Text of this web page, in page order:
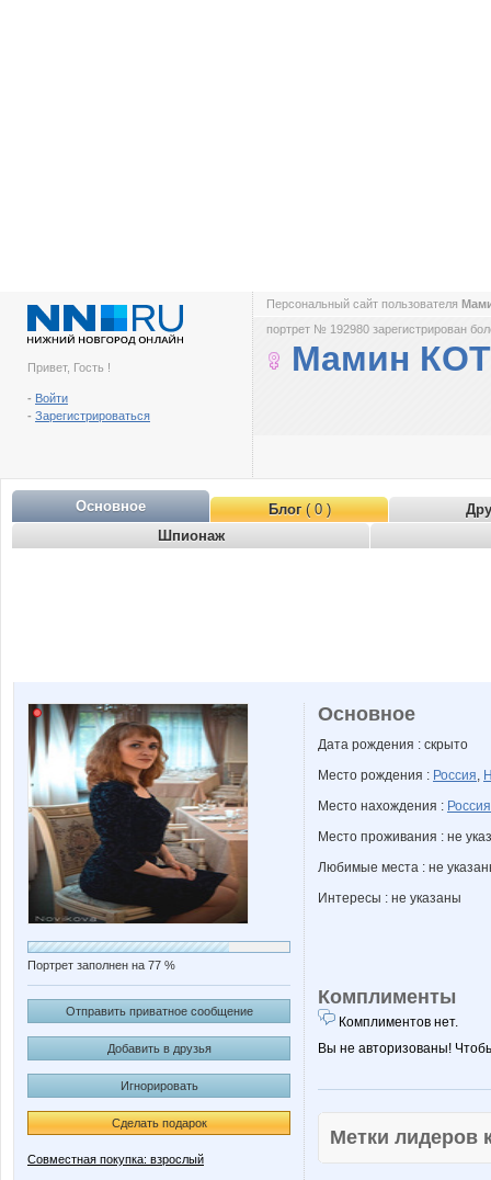
Привет, Гость !
- Войти
- Зарегистрироваться
Персональный сайт пользователя
портрет № 192980 зарегистрирован
Мамин КОТ
Основное Блог( 0 )
Шпионаж
Портрет заполнен на 77 %
Отправить приватное сообщение
Добавить в друзья
Игнорировать
Сделать подарок
Совместная покупка: взрослый
Основное
Дата рождения : скрыто
Место рождения : Россия,
Место нахождения : Россия
Место проживания : не
Любимые места : не
Интересы : не указаны
Комплименты
Комплиментов нет.
Вы не авторизованы!
Метки